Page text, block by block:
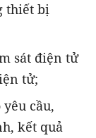
thiết bị
sát điện tử
tử;
cầu,
kết quả